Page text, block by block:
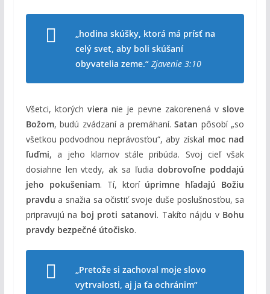
„hodina skúšky, ktorá má prísť na
celý svet, aby boli skúšaní
obyvatelia zeme.“ Zjavenie 3:10
Všetci, ktorýchviera nie je pevne zakorenená vslove
Božom, budú zvádzaní a premáhaní.Satan pôsobí „so
všetkou podvodnou neprávosťou“, aby získal moc nad
ľuďmi, a jeho klamov stále pribúda. Svoj cieľ však
dosiahne len vtedy, ak sa ľudiadobrovoľne poddajú
jeho pokušeniam. Tí, ktorí úprimne hľadajú Božiu
pravdu a snažia sa očistiť svoje duše poslušnosťou, sa
pripravujú na boj proti satanovi. Takíto nájdu v Bohu
pravdy bezpečné útočisko.
„Pretože si zachoval moje slovo
vytrvalosti, aj ja ťa ochránim“